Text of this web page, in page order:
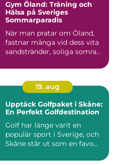
Gym Öland: Träning och
Hälsa på Sveriges
Sommarparadis
När man pratar om Öland,
fastnar många vid dess vita
sandstränder, soliga somra...
19. aug
Upptäck Golfpaket i Skåne:
En Perfekt Golfdestination
Golf har länge varit en
populär sport i Sverige, och
Skåne står ut som en favo...